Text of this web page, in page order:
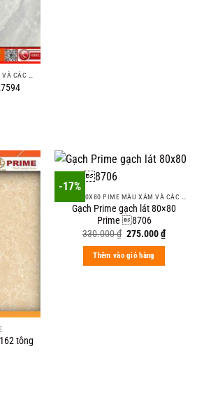
tông
-17%
Gạch Prime gạch lát 80×80
Prime 8706
330.000₫ Original
was:
330.000 ₫.
275.000₫Current
price
Thêm vào giỏ hàng